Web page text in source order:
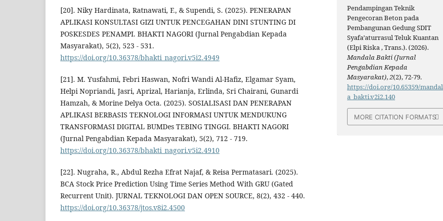
[20]. Niky Hardinata, Ratnawati, F., & Supendi, S. (2025). PENERAPAN
APLIKASI KONSULTASI GIZI UNTUK PENCEGAHAN DINI STUNTING DI
POSKESDES PENAMPI. BHAKTI NAGORI (Jurnal Pengabdian Kepada
Masyarakat), 5(2), 523 - 531.
https://doi.org/10.36378/bhakti_nagori.v5i2.4949
[21]. M. Yusfahmi, Febri Haswan, Nofri Wandi Al-Hafiz, Elgamar Syam,
Helpi Nopriandi, Jasri, Aprizal, Harianja, Erlinda, Sri Chairani, Gunardi
Hamzah, & Morine Delya Octa. (2025). SOSIALISASI DAN PENERAPAN
APLIKASI BERBASIS TEKNOLOGI INFORMASI UNTUK MENDUKUNG
TRANSFORMASI DIGITAL BUMDes TEBING TINGGI. BHAKTI NAGORI
(Jurnal Pengabdian Kepada Masyarakat), 5(2), 712 - 719.
https://doi.org/10.36378/bhakti_nagori.v5i2.4910
[22]. Nugraha, R., Abdul Rezha Efrat Najaf, & Reisa Permatasari. (2025).
BCA Stock Price Prediction Using Time Series Method With GRU (Gated
Recurrent Unit). JURNAL TEKNOLOGI DAN OPEN SOURCE, 8(2), 432 - 440.
https://doi.org/10.36378/jtos.v8i2.4500
Pendampingan Teknik
Pengecoran Beton pada
Pembangunan Gedung SDIT
Syafa’aturrasul Teluk Kuantan
(Elpi Riska , Trans.). (2026).
Mandala Bakti (Jurnal
Pengabdian Kepada
Masyarakat),2(2), 72-79.
https://doi.org/10.65359/mandal
a_bakti.v2i2.140
MORE CITATION FORMATS